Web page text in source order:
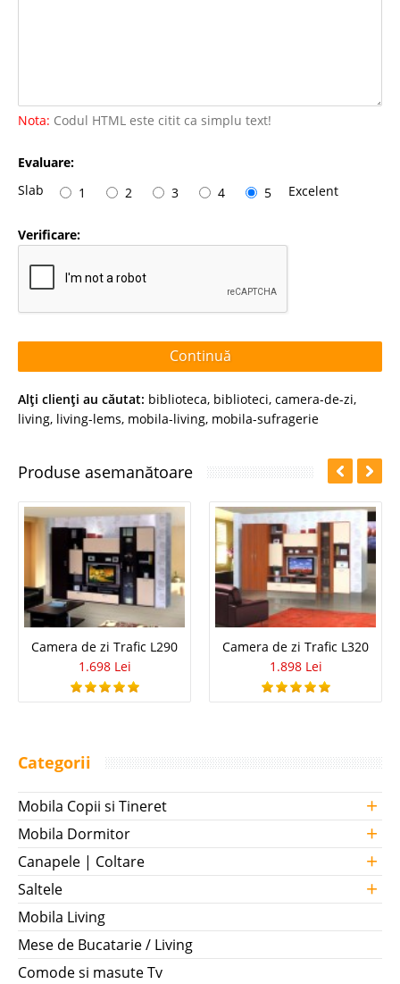
Nota: Codul HTML este citit ca simplu text!
Evaluare:
Slab
1 2 3 4 5 Excelent
Verificare:
Continuă
Alţi clienţi au căutat: biblioteca, biblioteci, camera-de-zi,
living, living-lems, mobila-living, mobila-sufragerie
Produse asemanătoare
Camera de zi Trafic L290
1.698 Lei
Camera de zi Trafic L320
1.898 Lei
Categorii
Mobila Copii si Tineret +
Mobila Dormitor +
Canapele | Coltare +
Saltele +
Mobila Living
Mese de Bucatarie / Living
Comode si masute Tv